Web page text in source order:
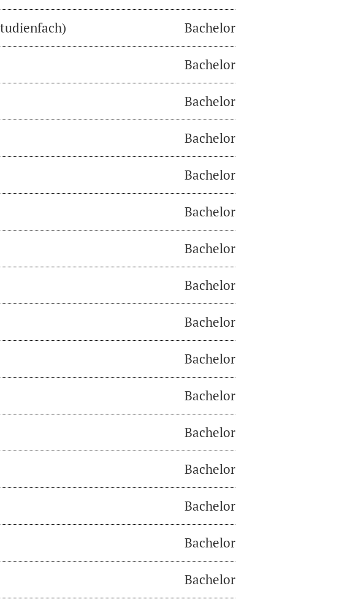
Bachelor
Bachelor
Bachelor
Bachelor
Bachelor
Bachelor
Bachelor
Bachelor
Bachelor
Bachelor
Bachelor
Bachelor
Bachelor
Bachelor
Bachelor
Bachelor